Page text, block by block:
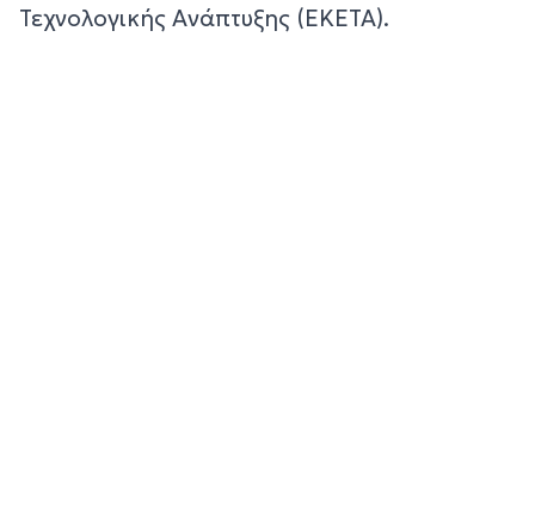
Τεχνολογικής Ανάπτυξης (ΕΚΕΤΑ).